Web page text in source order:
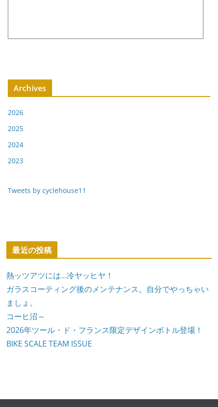
Archives
2026
2025
2024
2023
Tweets by cyclehouse11
最近の投稿
熱ッツアツには…冷ヤッヒヤ！
ガラスコーティング後のメンテナンス。自分でやっちゃい
ましょ。
コーヒ沼～
2026年ツール・ド・フランス限定デザインボトル登場！
BIKE SCALE TEAM ISSUE